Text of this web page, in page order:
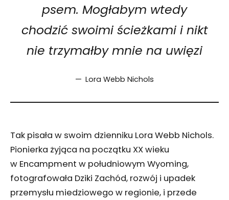
psem. Mogłabym wtedy
chodzić swoimi ścieżkami i nikt
nie trzymałby mnie na uwięzi
Lora Webb Nichols
Tak pisała w swoim dzienniku Lora Webb Nichols.
Pionierka żyjąca na początku XX wieku
w Encampment w południowym Wyoming,
fotografowała Dziki Zachód, rozwój i upadek
przemysłu miedziowego w regionie, i przede